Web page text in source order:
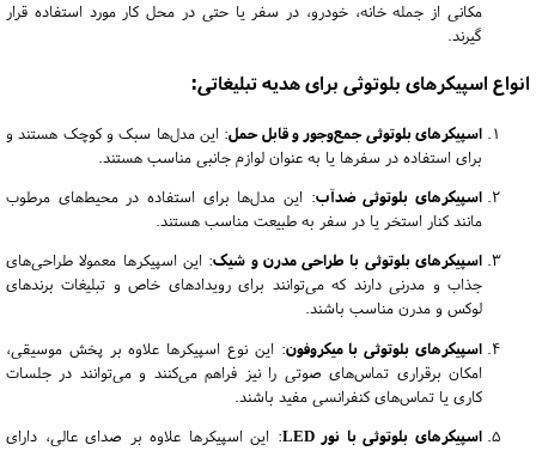
مکانی از جمله خانه، خودرو، در سفر یا حتی در محل کار مورد استفاده قرار
گیرند.
انواع اسپیکرهای بلوتوثی برای هدیه تبلیغاتی:
اسپیکرهای بلوتوثی جمع‌وجور و قابل حمل: این مدل‌ها سبک و کوچک هستند و
برای استفاده در سفرها یا به عنوان لوازم جانبی مناسب هستند.
اسپیکرهای بلوتوثی ضدآب: این مدل‌ها برای استفاده در محیط‌های مرطوب
مانند کنار استخر یا در سفر به طبیعت مناسب هستند.
اسپیکرهای بلوتوثی با طراحی مدرن و شیک: این اسپیکرها معمولا طراحی‌های
جذاب و مدرنی دارند که می‌توانند برای رویدادهای خاص و تبلیغات برندهای
لوکس و مدرن مناسب باشند.
اسپیکرهای بلوتوثی با میکروفون: این نوع اسپیکرها علاوه بر پخش موسیقی،
امکان برقراری تماس‌های صوتی را نیز فراهم می‌کنند و می‌توانند در جلسات
کاری یا تماس‌های کنفرانسی مفید باشند.
اسپیکرهای بلوتوثی با نور LED
: این اسپیکرها علاوه بر صدای عالی، دارای